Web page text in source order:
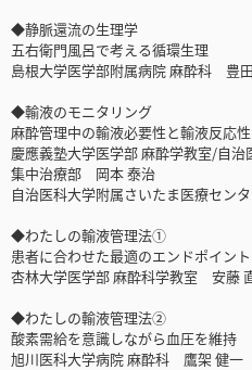
◆静脈還流の生理学
五右衛門風呂で考える循環生理
島根大学医学部附属病院 麻酔科 豊
◆輸液のモニタリング
麻酔管理中の輸液必要性と輸液反応性
慶應義塾大学医学部 麻酔学教室/自
集中治療部 岡本 泰治
自治医科大学附属さいたま医療セン
◆わたしの輸液管理法①
患者に合わせた最適のエンドポイン
杏林大学医学部 麻酔科学教室 安藤
◆わたしの輸液管理法②
酸素需給を意識しながら血圧を維持
旭川医科大学病院 麻酔科 鷹架 健一